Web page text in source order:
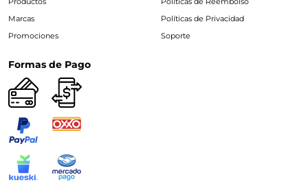
Marcas
Promociones
Políticas de Privacidad
Soporte
Formas de Pago